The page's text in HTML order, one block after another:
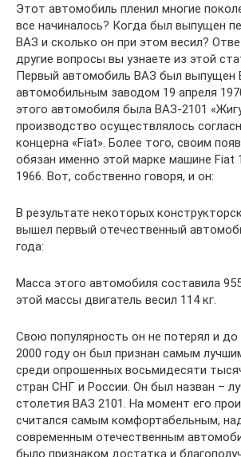
Этот автомобиль пленил многие
все начиналось? Когда был выпущен
ВАЗ и сколько он при этом весил?
другие вопросы вы узнаете из этой
Первый автомобиль ВАЗ был выпущен
автомобильным заводом 19 апреля
этого автомобиля была ВАЗ-2101
производство осуществлялось
концерна «Fiat». Более того, своим
обязан именно этой марке машине Fiat
1966. Вот, собственно говоря, и он:
В результате некоторых
вышел первый отечественный
года:
Масса этого автомобиля составила
этой массы двигатель весил 114 кг.
Свою популярность он не потерял и до
2000 году он был признан самым
среди опрошенных восьмидесяти
стран СНГ и России. Он был назван –
столетия ВАЗ 2101. На момент его
считался самым комфортабельным,
современным отечественным
было признаком достатка и